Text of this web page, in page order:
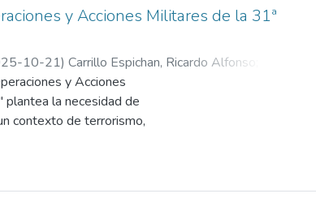
y Acciones Militares de la 31ª
10-21) Carrillo Espichan, Ricardo Alfonso
y Acciones
la necesidad de
contexto de terrorismo,
y las operaciones militares,